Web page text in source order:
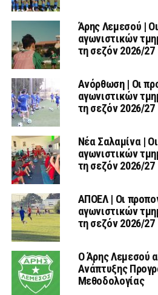
Άρης Λεμεσού |
αγωνιστικών
τη σεζόν 2026/27
Ανόρθωση | Οι
αγωνιστικών
τη σεζόν 2026/27
Νέα Σαλαμίνα |
αγωνιστικών
τη σεζόν 2026/27
ΑΠΟΕΛ | Οι
αγωνιστικών
τη σεζόν 2026/27
Ο Άρης Λεμεσού
Ανάπτυξης
Μεθοδολογίας